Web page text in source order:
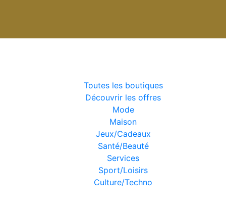
Toutes les boutiques
Découvrir les offres
Mode
Maison
Jeux/Cadeaux
Santé/Beauté
Services
Sport/Loisirs
Culture/Techno